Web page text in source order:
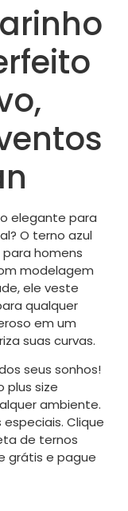
elegante para
O terno azul
homens
modelagem
ele veste
qualquer
em um
suas curvas.
seus sonhos!
plus size
ambiente.
Clique
de ternos
grátis e pague